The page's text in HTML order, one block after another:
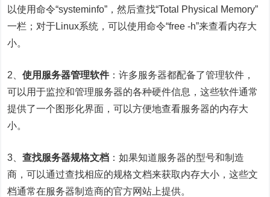
以使用命令“systeminfo”，然后查找“Total Physical Memory”
一栏；对于Linux系统，可以使用命令“free -h”来查看内存大
小。
2、使用服务器管理软件：许多服务器都配备了管理软件，
可以用于监控和管理服务器的各种硬件信息，这些软件通常
提供了一个图形化界面，可以方便地查看服务器的内存大
小。
3、查找服务器规格文档 ：如果知道服务器的型号和制造
商，可以通过查找相应的规格文档来获取内存大小，这些文
档通常在服务器制造商的官方网站上提供。